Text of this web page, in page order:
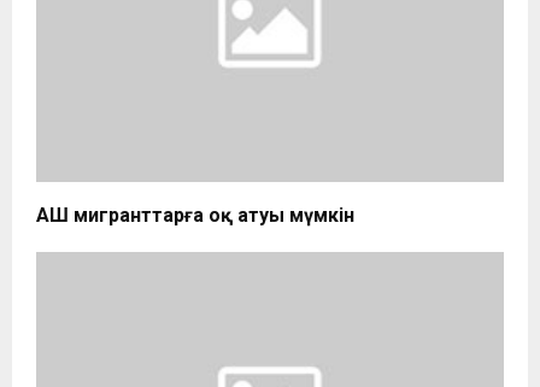
​АҚШ мигранттарға оқ атуы мүмкін